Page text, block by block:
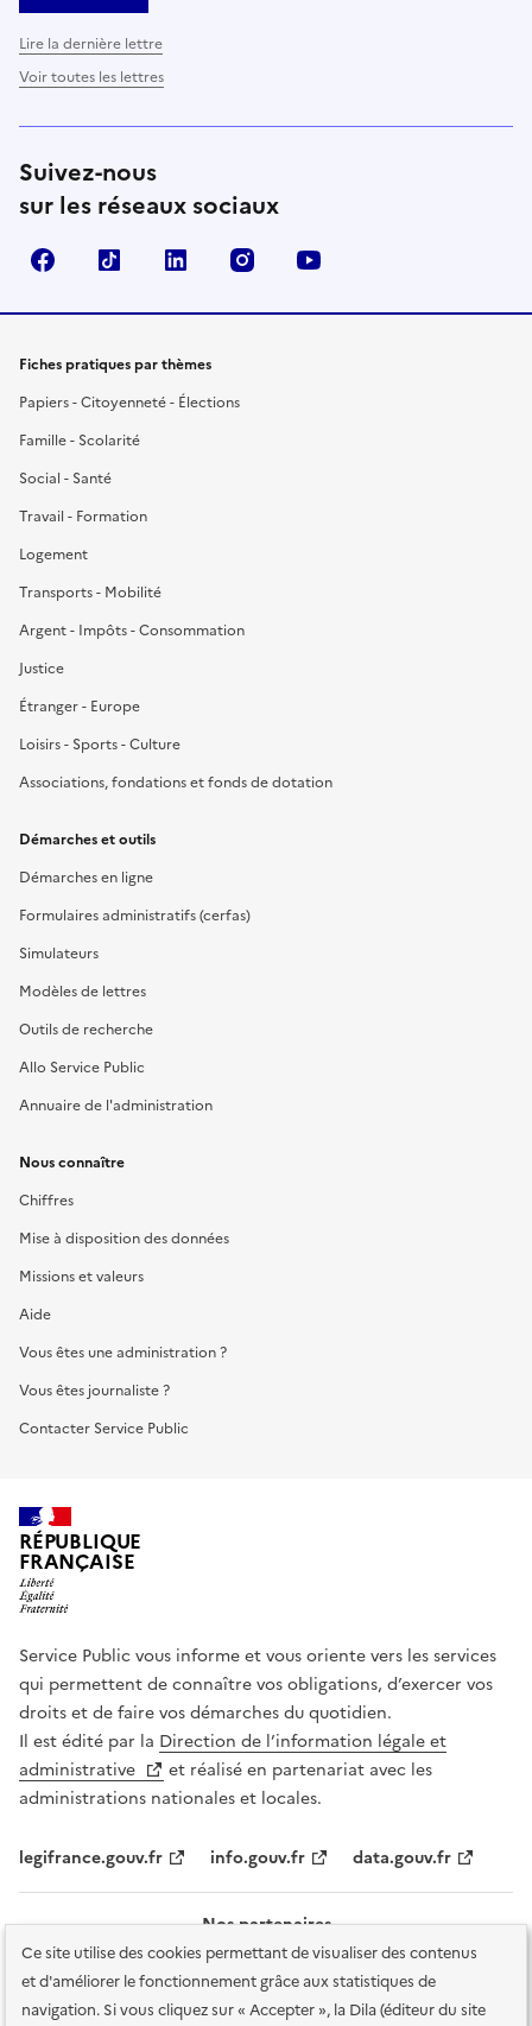
Ce site utilise des cookies permettant de visualiser des contenus
et d'améliorer le fonctionnement grâce aux statistiques de
navigation. Si vous cliquez sur « Accepter », la Dila (éditeur du site
Lire la dernière lettre
Voir toutes les lettres
Suivez-nous
sur les réseaux sociaux
FacebookTikTok LinkedIn Instagram
Fiches pratiques par thèmes
Papiers - Citoyenneté - Élections
Famille - Scolarité
Social - Santé
Travail - Formation
Logement
Transports - Mobilité
Argent - Impôts - Consommation
Justice
Étranger - Europe
Loisirs - Sports - Culture
Associations, fondations et fonds de dotation
Démarches et outils
Démarches en ligne
Formulaires administratifs (cerfas)
Simulateurs
Modèles de lettres
Outils de recherche
Allo Service Public
Annuaire de l'administration
Nous connaître
Chiffres
Mise à disposition des données
Missions et valeurs
Aide
Vous êtes une administration ?
Vous êtes journaliste ?
Contacter Service Public
RÉPUBLIQUE
FRANÇAISE
Service Public vous informe et vous oriente vers les services
qui permettent de connaître vos obligations, d’exercer vos
droits et de faire vos démarches du quotidien.
Il est édité par la Direction de l’information légale et
administrative
et réalisé en partenariat avec les
administrations nationales et locales.
legifrance.gouv.fr info.gouv.fr data.gouv.fr
Nos partenaires